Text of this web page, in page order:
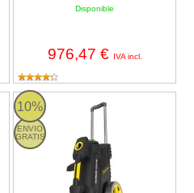
Disponible
976,47 € IVA incl.
Cleancraft HDR-K 72-22 BH
10%
ENVIO
GRATIS
ULTIMATE 1019 LE-V25 Garland